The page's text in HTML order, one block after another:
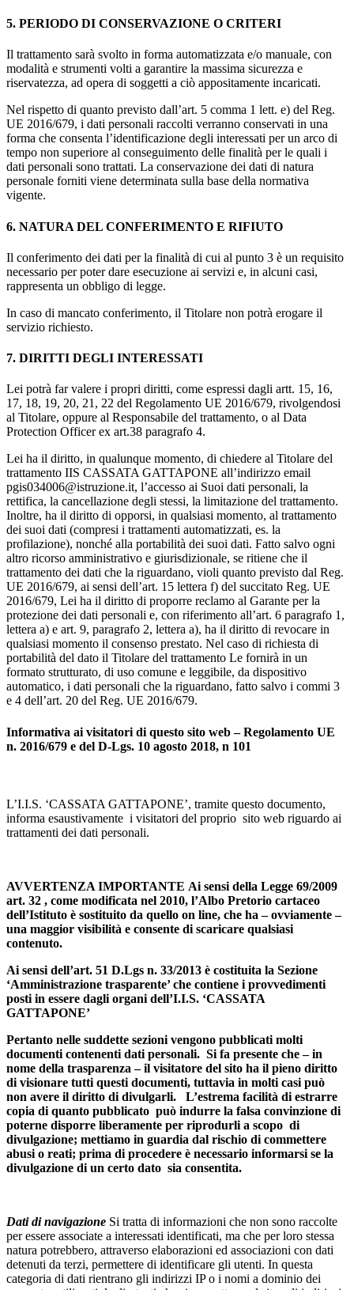
5. PERIODO DI CONSERVAZIONE O CRITERI
Il trattamento sarà svolto in forma automatizzata e/o manuale, con
modalità e strumenti volti a garantire la massima sicurezza e
riservatezza, ad opera di soggetti a ciò appositamente incaricati.
Nel rispetto di quanto previsto dall’art. 5 comma 1 lett. e) del Reg.
UE 2016/679, i dati personali raccolti verranno conservati in una
forma che consenta l’identificazione degli interessati per un arco di
tempo non superiore al conseguimento delle finalità per le quali i
dati personali sono trattati. La conservazione dei dati di natura
personale forniti viene determinata sulla base della normativa
vigente.
6. NATURA DEL CONFERIMENTO E RIFIUTO
Il conferimento dei dati per la finalità di cui al punto 3 è un requisito
necessario per poter dare esecuzione ai servizi e, in alcuni casi,
rappresenta un obbligo di legge.
In caso di mancato conferimento, il Titolare non potrà erogare il
servizio richiesto.
7. DIRITTI DEGLI INTERESSATI
Lei potrà far valere i propri diritti, come espressi dagli artt. 15, 16,
17, 18, 19, 20, 21, 22 del Regolamento UE 2016/679, rivolgendosi
al Titolare, oppure al Responsabile del trattamento, o al Data
Protection Officer ex art.38 paragrafo 4.
Lei ha il diritto, in qualunque momento, di chiedere al Titolare del
trattamento IIS CASSATA GATTAPONE all’indirizzo email
pgis034006@istruzione.it, l’accesso ai Suoi dati personali, la
rettifica, la cancellazione degli stessi, la limitazione del trattamento.
Inoltre, ha il diritto di opporsi, in qualsiasi momento, al trattamento
dei suoi dati (compresi i trattamenti automatizzati, es. la
profilazione), nonché alla portabilità dei suoi dati. Fatto salvo ogni
altro ricorso amministrativo e giurisdizionale, se ritiene che il
trattamento dei dati che la riguardano, violi quanto previsto dal Reg.
UE 2016/679, ai sensi dell’art. 15 lettera f) del succitato Reg. UE
2016/679, Lei ha il diritto di proporre reclamo al Garante per la
protezione dei dati personali e, con riferimento all’art. 6 paragrafo 1,
lettera a) e art. 9, paragrafo 2, lettera a), ha il diritto di revocare in
qualsiasi momento il consenso prestato. Nel caso di richiesta di
portabilità del dato il Titolare del trattamento Le fornirà in un
formato strutturato, di uso comune e leggibile, da dispositivo
automatico, i dati personali che la riguardano, fatto salvo i commi 3
e 4 dell’art. 20 del Reg. UE 2016/679.
Informativa ai visitatori di questo sito web – Regolamento UE
n. 2016/679 e del D-Lgs. 10 agosto 2018, n 101
L’I.I.S. ‘CASSATA GATTAPONE’, tramite questo documento,
informa esaustivamente i visitatori del proprio sito web riguardo ai
trattamenti dei dati personali.
AVVERTENZA IMPORTANTE Ai sensi della Legge 69/2009
art. 32 , come modificata nel 2010, l’Albo Pretorio cartaceo
dell’Istituto è sostituito da quello on line, che ha – ovviamente –
una maggior visibilità e consente di scaricare qualsiasi
contenuto.
Ai sensi dell’art. 51 D.Lgs n. 33/2013 è costituita la Sezione
‘Amministrazione trasparente’ che contiene i provvedimenti
posti in essere dagli organi dell’I.I.S. ‘CASSATA
GATTAPONE’
Pertanto nelle suddette sezioni vengono pubblicati molti
documenti contenenti dati personali. Si fa presente che – in
nome della trasparenza – il visitatore del sito ha il pieno diritto
di visionare tutti questi documenti, tuttavia in molti casi può
non avere il diritto di divulgarli. L’estrema facilità di estrarre
copia di quanto pubblicato può indurre la falsa convinzione di
poterne disporre liberamente per riprodurli a scopo di
divulgazione; mettiamo in guardia dal rischio di commettere
abusi o reati; prima di procedere è necessario informarsi se la
divulgazione di un certo dato sia consentita.
Dati di navigazione Si tratta di informazioni che non sono raccolte
per essere associate a interessati identificati, ma che per loro stessa
natura potrebbero, attraverso elaborazioni ed associazioni con dati
detenuti da terzi, permettere di identificare gli utenti. In questa
categoria di dati rientrano gli indirizzi IP o i nomi a dominio dei